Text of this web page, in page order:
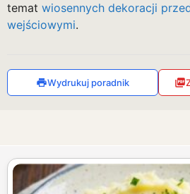
temat wiosennych dekoracji
wejściowymi.
Wydrukuj poradnik